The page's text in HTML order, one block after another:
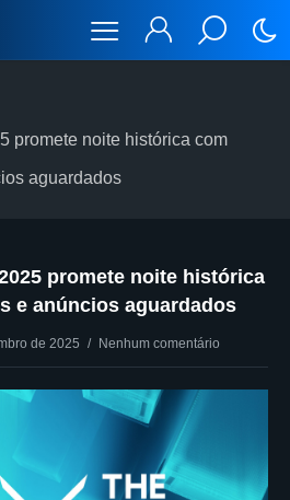
promete noite histórica com
aguardados
promete noite histórica
e anúncios aguardados
de 2025 Nenhum comentário